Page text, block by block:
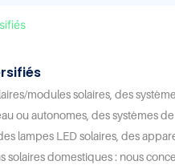
modules solaires, des
ou autonomes, des systèmes
lampes LED solaires, des
solaires domestiques : nous